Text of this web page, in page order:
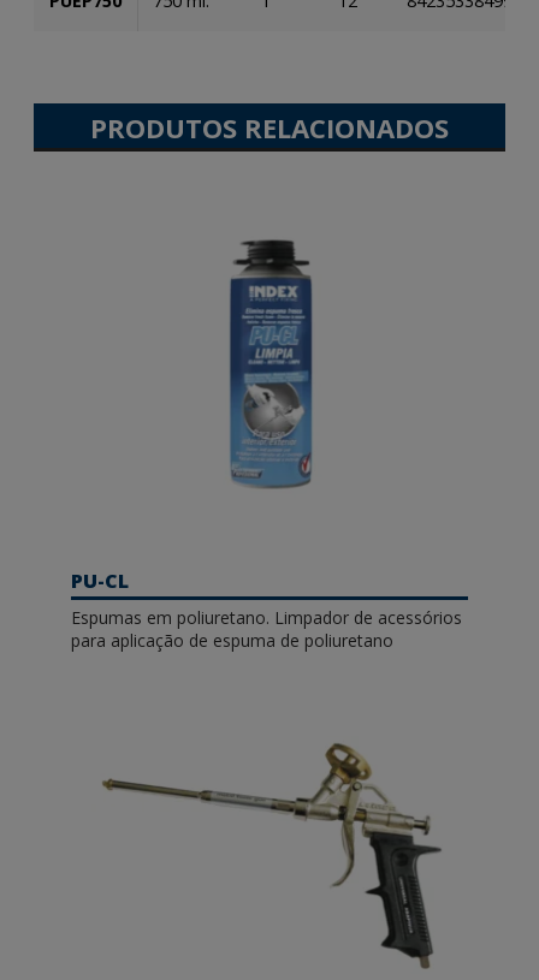
PRODUTOS RELACIONADOS
PU-CL
Espumas em poliuretano. Limpador de acessórios
para aplicação de espuma de poliuretano